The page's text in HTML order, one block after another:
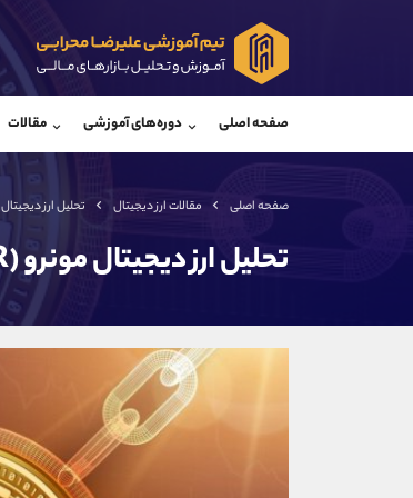
صفحه اصلی دوره‌های آموزشی مقالات
صفحه اصلی مقالات ارز دیجیتال تحلیل ارز دیجیتال
تحلیل ارز دیجیتال مونرو (XMR)
@Armteam_admin_103
تلفن